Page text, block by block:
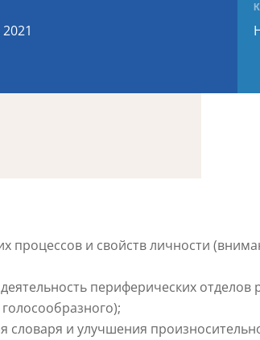
процессов и свойств личности
периферических отделов
словаря и улучшения